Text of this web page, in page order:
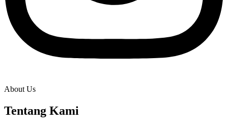
About Us
Tentang Kami